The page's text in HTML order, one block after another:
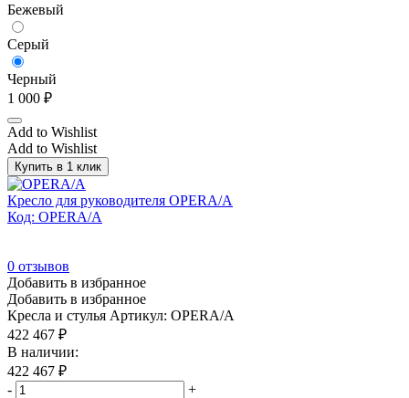
Бежевый
Серый
Черный
1 000 ₽
Add to Wishlist
Add to Wishlist
Купить в 1 клик
Кресло для руководителя OPERA/A
Код: OPERA/A
0 отзывов
Добавить в избранное
Добавить в избранное
Кресла и стулья Артикул: OPERA/A
422 467 ₽
В наличии:
422 467 ₽
-
+